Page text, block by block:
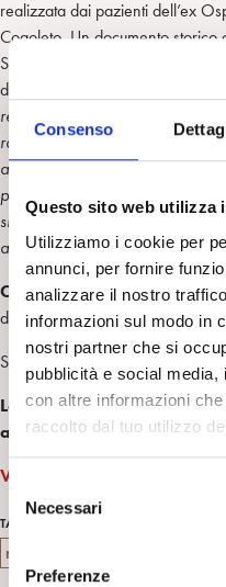
Consenso
Questo sito web utilizza
Utilizziamo i cookie per
annunci, per fornire
analizzare il nostro
informazioni sul modo in
nostri partner che si
pubblicità e social media,
con altre informazioni
raccolto dal tuo utilizzo
S
l
e
Necessari
Preferenze
realizzata dai pazienti dell’ex
Cogoleto. Un documento storico
Schinaia, in questo articolo,
dipartimento di Salute Mentale
registravo la tendenza
rapporto con i pazienti. Veniva
alla psicoterapia
profondo dei pazienti .Oggi il
sicurezza stanno attaccando le
aumento dell’aggressività
Cosimo Schinaiaè psichiatra,
della Società Psicoanalitica
Secolo XIX,3 novembre 2022
La storia del presepe dei
a Cogoleto
Vai all’articolo
TAG
rassegna stampa italiana